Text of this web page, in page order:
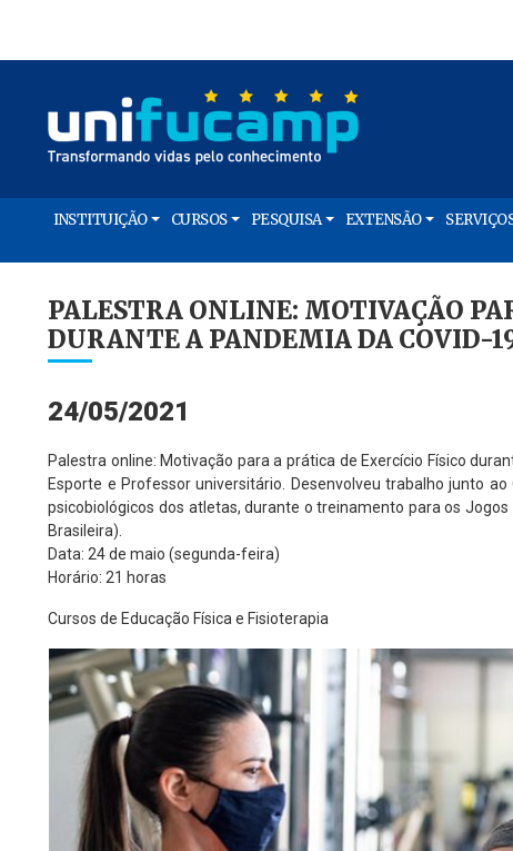
INSTITUIÇÃO CURSOS PESQUISA EXTENSÃO
PALESTRA ONLINE: MOTIVAÇÃO
DURANTE A PANDEMIA DA COVID-
24/05/2021
Palestra online: Motivação para a prática de Exercício Físico
Esporte e Professor universitário. Desenvolveu trabalho junto
psicobiológicos dos atletas, durante o treinamento para os
Brasileira).
Data: 24 de maio (segunda-feira)
Horário: 21 horas
Cursos de Educação Física e Fisioterapia